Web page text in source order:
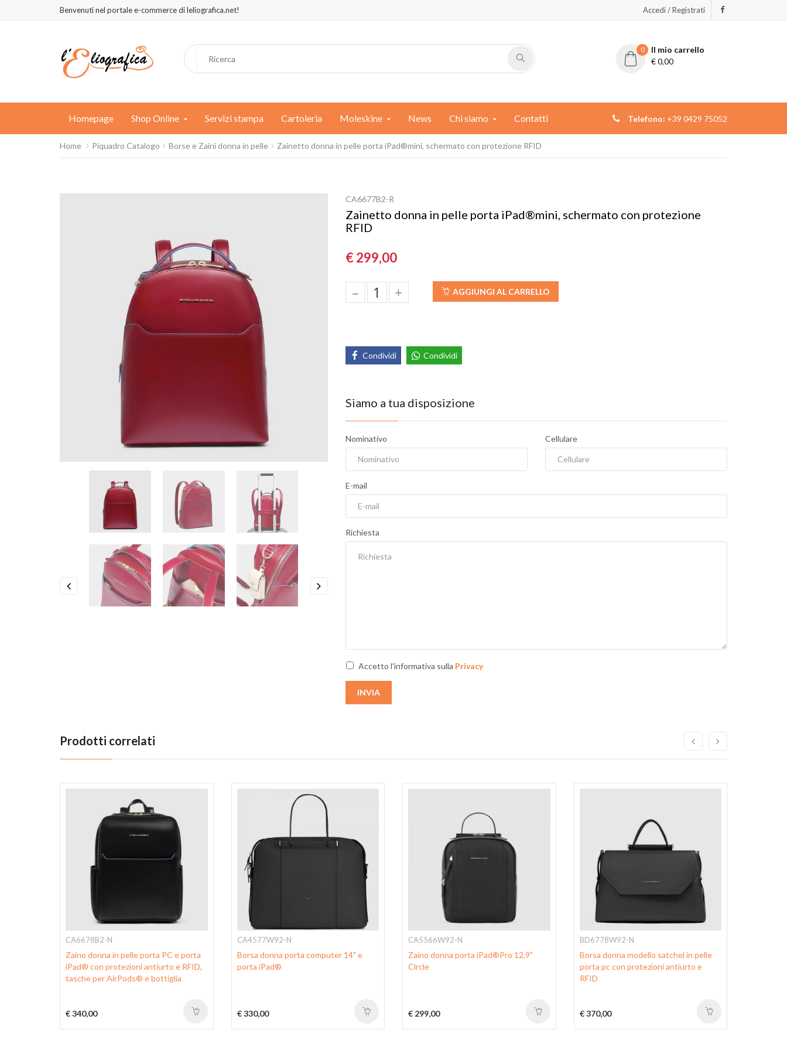
Benvenuti nel portale e-commerce di leliografica.net! Accedi / Registrati
0
Il mio carrello
€0,00
Homepage Shop Online Servizi stampa Cartoleria Moleskine News Chi siamo Contatti Telefono: +39 0429 75052
Home Piquadro Catalogo Borse e Zaini donna in pelle Zainetto donna in pelle porta iPad®mini, schermato con protezione RFID
CA6677B2-R
Zainetto donna in pelle porta iPad®mini, schermato con protezione
RFID
€ 299,00
– + AGGIUNGI AL CARRELLO
Condividi Condividi
Siamo a tua disposizione
Nominativo Cellulare
E-mail
Richiesta
Accetto l'informativa sulla Privacy
INVIA
Prodotti correlati
CA6678B2-N
Zaino donna in pelle porta PC e porta
iPad® con protezioni antiurto e RFID,
tasche per AirPods® e bottiglia
€ 340,00
CA4577W92-N
Borsa donna porta computer 14" e
porta iPad®
€ 330,00
CA5566W92-N
Zaino donna porta iPad®Pro 12,9"
Circle
€ 299,00
BD6778W92-N
Borsa donna modello satchel in pelle
porta pc con protezioni antiurto e
RFID
€ 370,00